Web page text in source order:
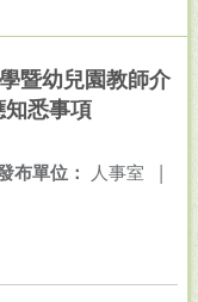
暨幼兒園教師介
悉事項
布單位： 人事室 |